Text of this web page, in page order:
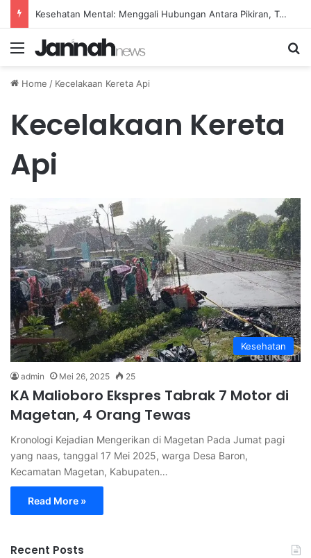
Kesehatan Mental: Menggali Hubungan Antara Pikiran, Tubuh, dan Emosi secara Mendalam
Menu
Home / Kecelakaan Kereta Api
Kecelakaan Kereta
Api
Kesehatan
admin Mei 26, 2025 25
KA Malioboro Ekspres Tabrak 7 Motor di
Magetan, 4 Orang Tewas
Kronologi Kejadian Mengerikan di Magetan Pada Jumat pagi
yang naas, tanggal 17 Mei 2025, warga Desa Baron,
Kecamatan Magetan, Kabupaten…
Read More »
Recent Posts